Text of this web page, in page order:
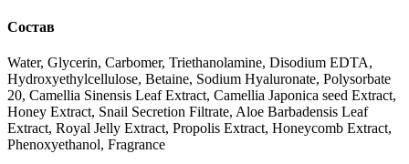
Состав
Water, Glycerin, Carbomer, Triethanolamine, Disodium EDTA,
Hydroxyethylcellulose, Betaine, Sodium Hyaluronate, Polysorbate
20, Camellia Sinensis Leaf Extract, Camellia Japonica seed Extract,
Honey Extract, Snail Secretion Filtrate, Aloe Barbadensis Leaf
Extract, Royal Jelly Extract, Propolis Extract, Honeycomb Extract,
Phenoxyethanol, Fragrance